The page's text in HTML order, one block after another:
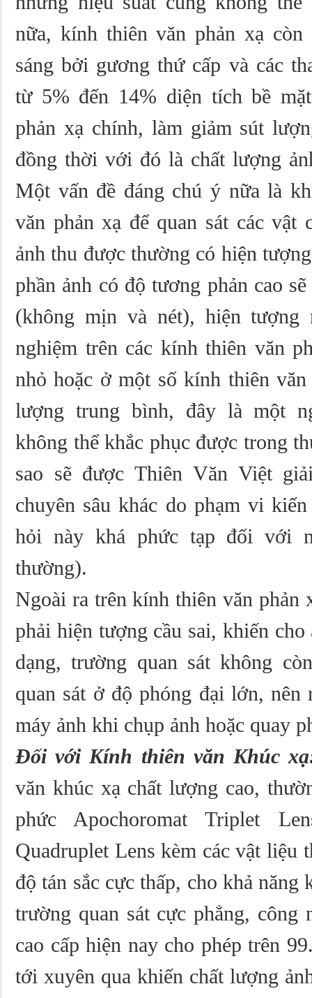
nữa, kính thiên văn phản xạ
sáng bởi gương thứ cấp và các
từ 5% đến 14% diện tích bề
phản xạ chính, làm giảm sút
đồng thời với đó là chất lượng
Một vấn đề đáng chú ý nữa là
văn phản xạ để quan sát các vật
ảnh thu được thường có hiện
phần ảnh có độ tương phản cao
(không mịn và nét), hiện
nghiệm trên các kính thiên văn
nhỏ hoặc ở một số kính thiên
lượng trung bình, đây là một
không thể khắc phục được trong
sao sẽ được Thiên Văn Việt
chuyên sâu khác do phạm vi
hỏi này khá phức tạp đối với
thường).
Ngoài ra trên kính thiên văn phản
phải hiện tượng cầu sai, khiến
dạng, trường quan sát không
quan sát ở độ phóng đại lớn, nên
máy ảnh khi chụp ảnh hoặc quay
Đối với Kính thiên văn Khúc
văn khúc xạ chất lượng cao,
phức Apochoromat Triplet
Quadruplet Lens kèm các vật liệu
độ tán sắc cực thấp, cho khả năng
trường quan sát cực phẳng, công
cao cấp hiện nay cho phép trên
tới xuyên qua khiến chất lượng